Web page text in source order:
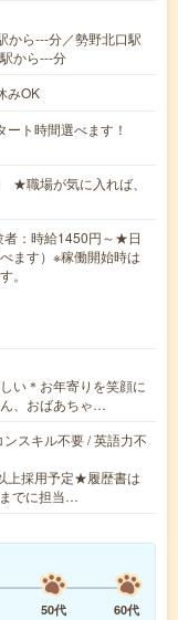
から---分／勢野北口駅
から---分
みOK
ト時間選べます！
職場が気に入れば、
：時給1450円～★日
ます）※稼働開始時は
。
い＊お年寄りを笑顔に
、おばあちゃ…
スキル不要 / 英語力不
上採用予定★履歴書は
でに担当…
50代
60代